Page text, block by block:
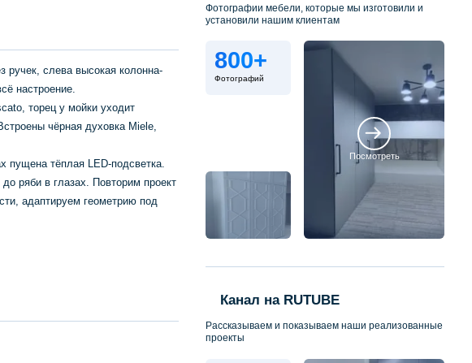
слева высокая колонна-
настроение.
торец у мойки уходит
чёрная духовка Miele,
пущена тёплая LED-подсветка.
ряби в глазах. Повторим проект
адаптируем геометрию под
Фотографии мебели, которые мы изготовили и
установили нашим клиентам
800+
Фотографий
Посмотреть
Канал на RUTUBE
Рассказываем и показываем наши реализованные
проекты